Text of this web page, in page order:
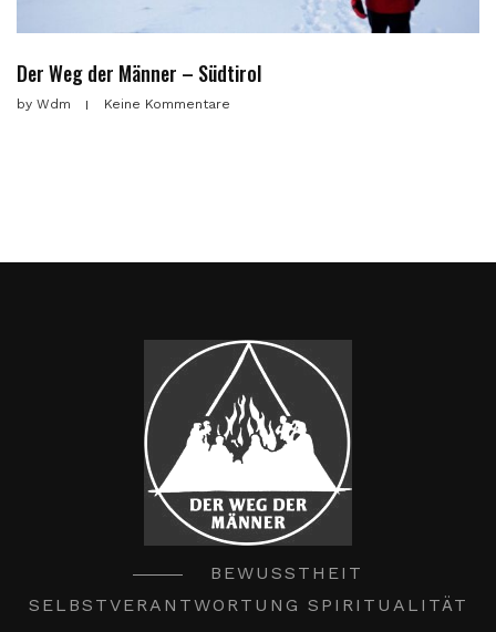
Der Weg der Männer – Südtirol
by Wdm Keine Kommentare
BEWUSSTHEIT
SELBSTVERANTWORTUNG SPIRITUALITÄT